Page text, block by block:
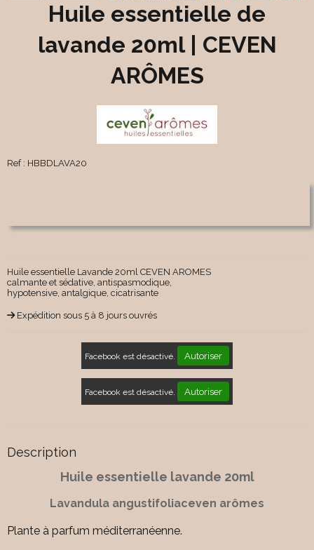
Huile essentielle de
lavande 20ml | CEVEN
ARÔMES
Ref : HBBDLAVA20
Huile essentielle Lavande 20ml CEVEN AROMES
calmante et sédative, antispasmodique,
hypotensive, antalgique, cicatrisante
Expédition sous 5 à 8 jours ouvrés
Facebook est désactivé. Autoriser
Facebook est désactivé. Autoriser
Description
Huile essentielle lavande 20ml
Lavandula angustifoliaceven arômes
Plante à parfum méditerranéenne.